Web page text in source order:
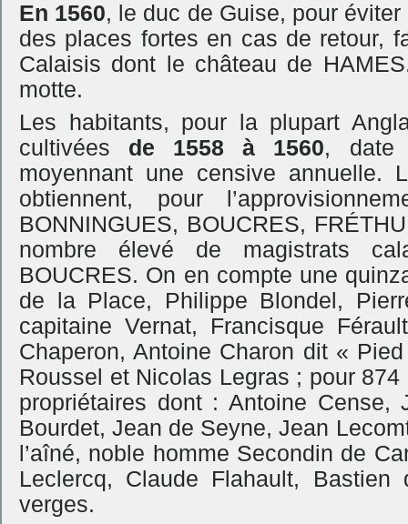
En 1560, le duc de Guise, pour
des places fortes en cas de retour,
Calaisis dont le château de
motte.
Les habitants, pour la plupart
cultivées de 1558 à 1560, date
moyennant une censive annuelle.
obtiennent, pour
BONNINGUES, BOUCRES,
nombre élevé de magistrats
BOUCRES. On en compte une
de la Place, Philippe Blondel,
capitaine Vernat, Francisque
Chaperon, Antoine Charon dit «
Roussel et Nicolas Legras ; pour
propriétaires dont : Antoine Cense,
Bourdet, Jean de Seyne, Jean
l’aîné, noble homme Secondin de
Leclercq, Claude Flahault,
verges.